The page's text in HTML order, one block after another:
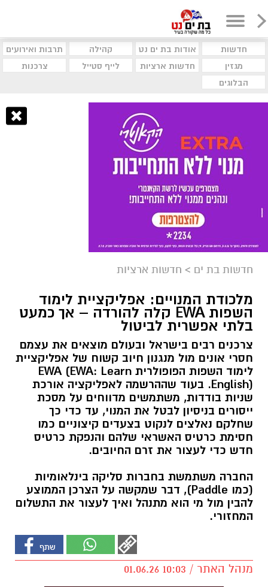
חדשות אודות בת ים נט קהילה
תרבות ואירועים
מגזין
חדשות ארציות לייף סטייל
צרכנות
הבלוגים
חדשות בת ים > חדשות ארציות
מלכודת המנויים: אפליקציית לימוד
השפות EWA קלה להורדה – אך כמעט
בלתי אפשרית לביטול
צרכנים רבים בישראל ובעולם מוצאים את עצמם
חסרי אונים מול מנגנון חיוב קשוח של אפליקציית
לימוד השפות הפופולרית EWA (EWA: Learn
English). בעוד שההרשמה לאפליקציה אורכת
שניות בודדות, משתמשים מדווחים על מסכת
ייסורים בניסיון לבטל את המנוי, עד כדי כך
שחלקם נאלצים לנקוט בצעדים קיצוניים כמו
חסימת כרטיס האשראי שלהם והנפקת כרטיס
חדש כדי לעצור את זרם החיובים.
החברה משתמשת בחברות סליקה בינלאומיות
(כמו Paddle), דבר שמקשה על הצרכן הממוצע
להבין מול מי הוא מתנהל ואיך לעצור את התשלום
המחזורי.
מנהל האתר / 10:03 01.06.26